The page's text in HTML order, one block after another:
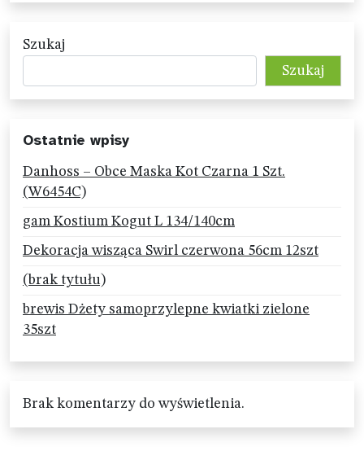
Szukaj
Szukaj
Ostatnie wpisy
Danhoss – Obce Maska Kot Czarna 1 Szt.
(W6454C)
gam Kostium Kogut L 134/140cm
Dekoracja wisząca Swirl czerwona 56cm 12szt
(brak tytułu)
brewis Dżety samoprzylepne kwiatki zielone
35szt
Brak komentarzy do wyświetlenia.